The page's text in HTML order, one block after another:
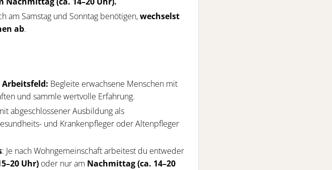
am Samstag und Sonntag benötigen,wechselst
ab.
Arbeitsfeld: Begleite erwachsene Menschen mit
und sammle wertvolle Erfahrung.
abgeschlossener Ausbildung als
und Krankenpfleger oder Altenpfleger
: Je nach Wohngemeinschaft arbeitest du entweder
Uhr) oder nur am Nachmittag (ca. 14–20